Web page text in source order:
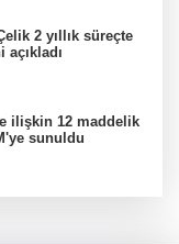
2 yıllık süreçte
ilişkin 12 maddelik
sunuldu